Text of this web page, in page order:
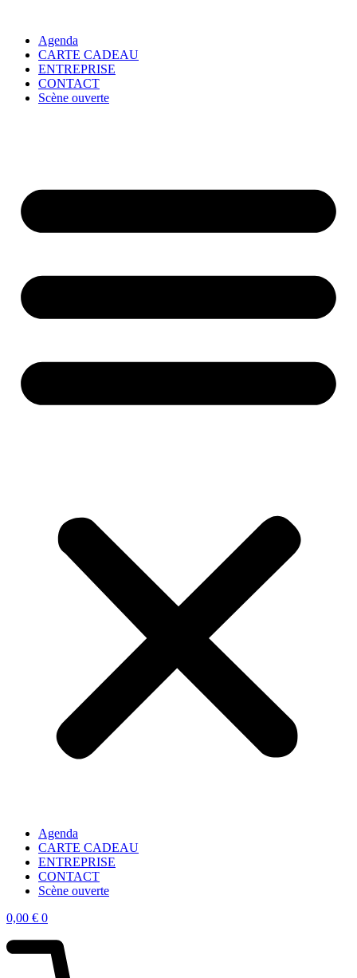
Agenda
CARTE CADEAU
ENTREPRISE
CONTACT
Scène ouverte
Agenda
CARTE CADEAU
ENTREPRISE
CONTACT
Scène ouverte
0,00 € 0